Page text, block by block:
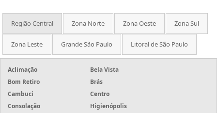
Região Central Zona Norte Zona Oeste Zona Sul
Zona Leste Grande São Paulo Litoral de São Paulo
Aclimação
Bela Vista
Bom Retiro
Brás
Cambuci
Centro
Consolação
Higienópolis